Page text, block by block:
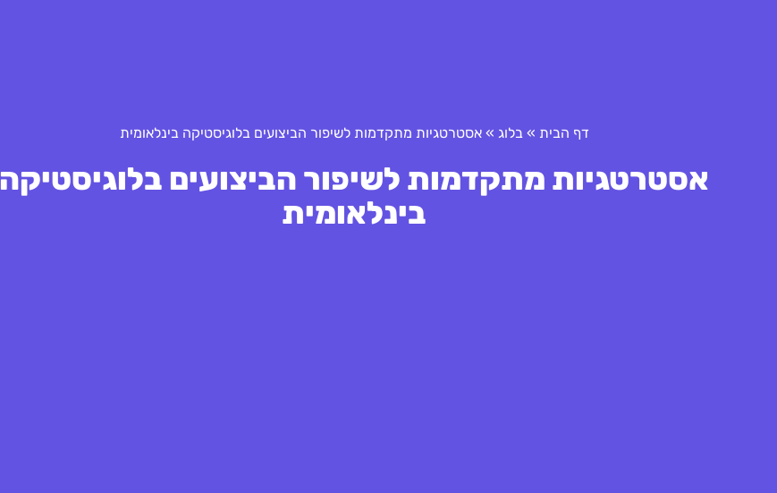
דף הבית » בלוג »אסטרטגיות מתקדמות לשיפור הביצועים בלוגיסטיקה בינלאומית
אסטרטגיות מתקדמות לשיפור הביצועים בלוגיסטיקה
בינלאומית